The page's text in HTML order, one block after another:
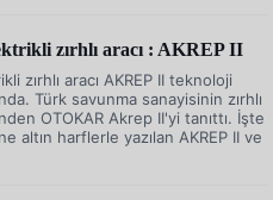
zırhlı aracı : AKREP II
zırhlı aracı AKREP II teknoloji
Türk savunma sanayisinin zırhlı
OTOKAR Akrep II'yi tanıttı. İşte
altın harflerle yazılan AKREP II ve